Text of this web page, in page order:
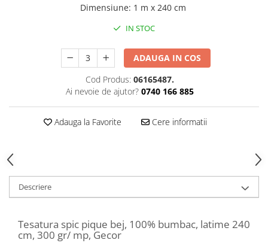
Dimensiune: 1 m x 240 cm
IN STOC
ADAUGA IN COS
Cod Produs: 06165487.
Ai nevoie de ajutor? 0740 166 885
Adauga la Favorite Cere informatii
Descriere
Tesatura spic pique bej, 100% bumbac, latime 240
cm, 300 gr/ mp, Gecor